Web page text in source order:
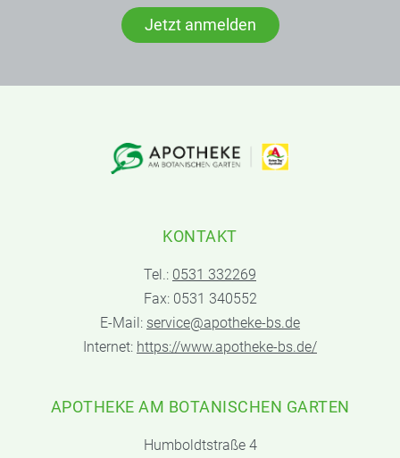
Jetzt anmelden
KONTAKT
Tel.: 0531 332269
Fax: 0531 340552
E-Mail: service@apotheke-bs.de
Internet: https://www.apotheke-bs.de/
APOTHEKE AM BOTANISCHEN GARTEN
Humboldtstraße 4